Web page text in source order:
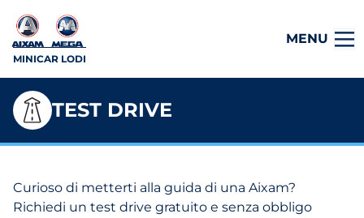
MINICAR LODI
MENU
TEST DRIVE
Curioso di metterti alla guida di una Aixam?
Richiedi un test drive gratuito e senza obbligo